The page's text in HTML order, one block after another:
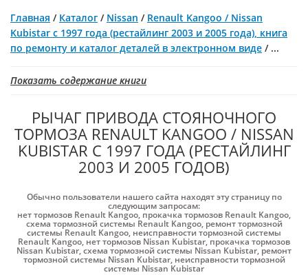
Главная / Каталог / Nissan / Renault Kangoo / Nissan
Kubistar с 1997 года (рестайлинг 2003 и 2005 года), книга
по ремонту и каталог деталей в электронном виде / ...
Показать содержание книги
РЫЧАГ ПРИВОДА СТОЯНОЧНОГО
ТОРМОЗА RENAULT KANGOO / NISSAN
KUBISTAR С 1997 ГОДА (РЕСТАЙЛИНГ
2003 И 2005 ГОДОВ)
Обычно пользователи нашего сайта находят эту страницу по
следующим запросам:
нет тормозов Renault Kangoo, прокачка тормозов Renault Kangoo,
схема тормозной системы Renault Kangoo, ремонт тормозной
системы Renault Kangoo, неисправности тормозной системы
Renault Kangoo, нет тормозов Nissan Kubistar,прокачка тормозов
Nissan Kubistar,схема тормозной системы Nissan Kubistar,ремонт
тормозной системы Nissan Kubistar, неисправности тормозной
системы Nissan Kubistar